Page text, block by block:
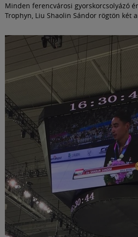
Minden ferencvárosi gyorskorcsolyázó
Trophyn, Liu Shaolin Sándor rögtön két